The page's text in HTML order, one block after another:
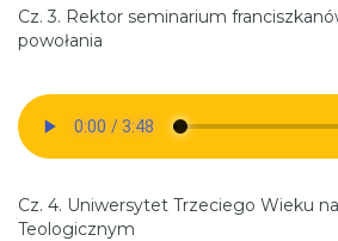
Cz. 3. Rektor seminarium
powołania
Cz. 4. Uniwersytet Trzeciego Wieku
Teologicznym